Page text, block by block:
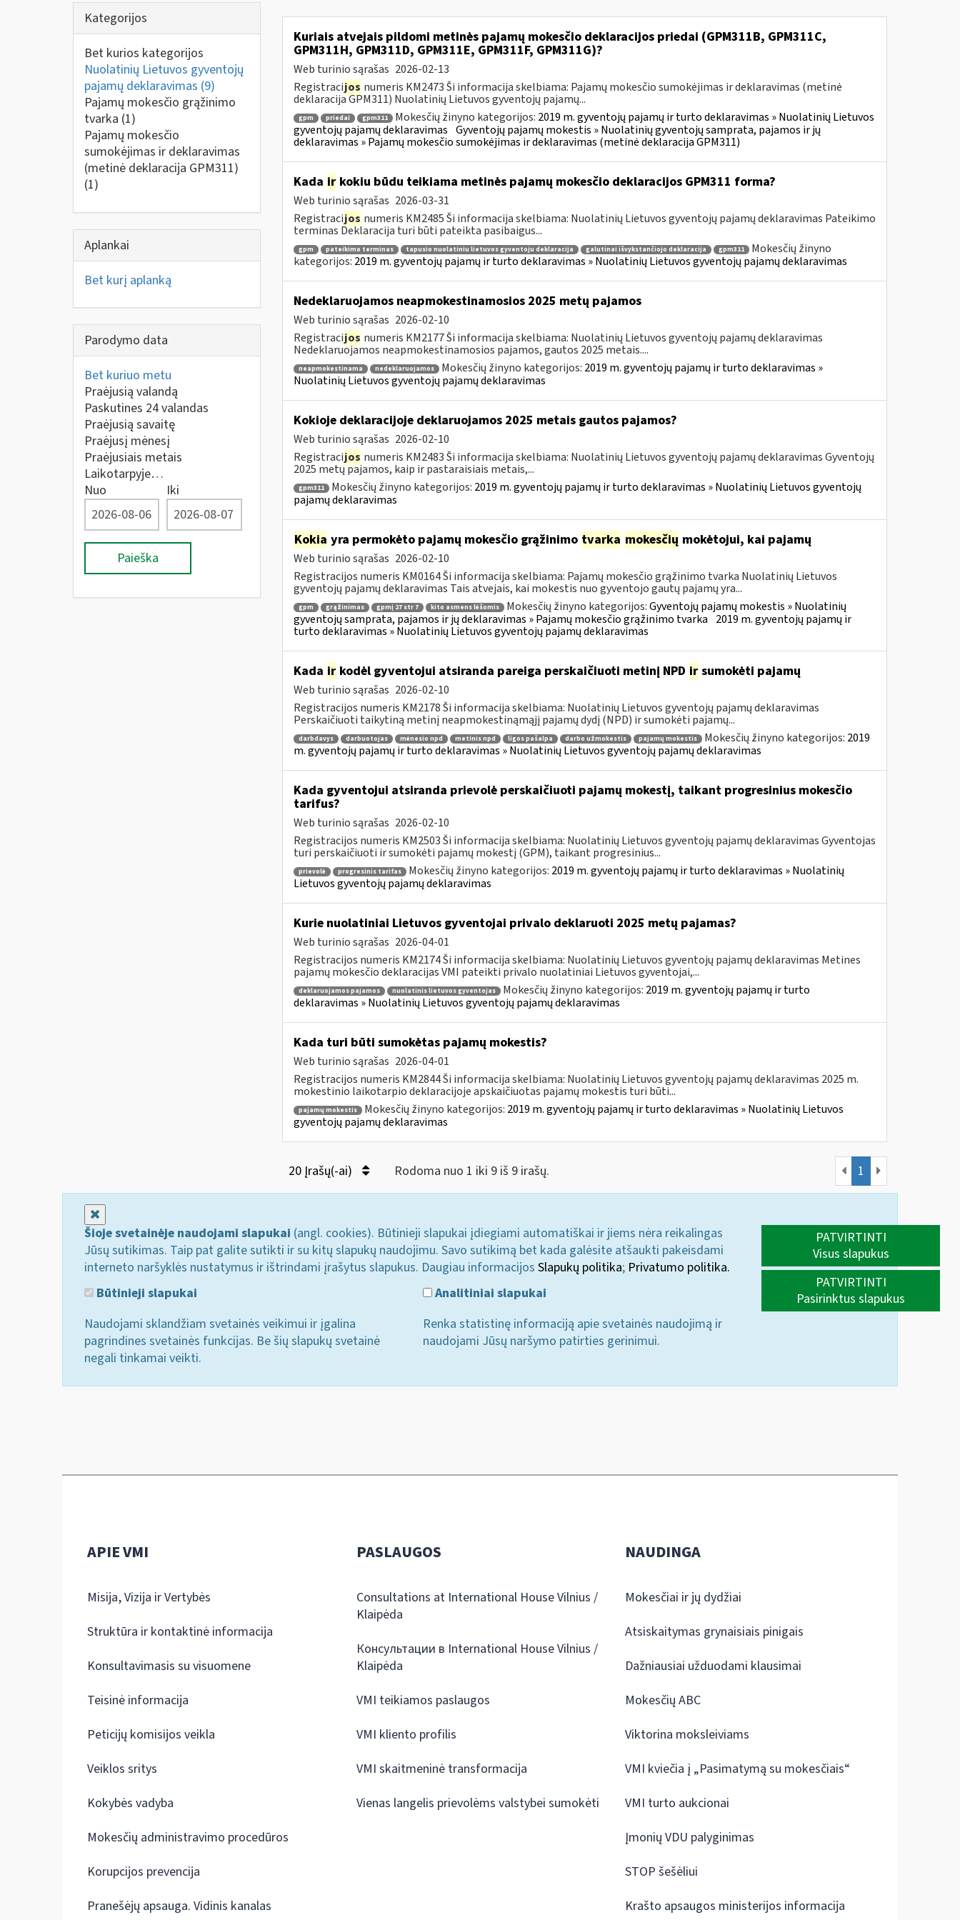
Kategorijos
Bet kurios kategorijos
Nuolatinių Lietuvos gyventojų
pajamų deklaravimas (9)
Pajamų mokesčio grąžinimo
tvarka (1)
Pajamų mokesčio
sumokėjimas ir deklaravimas
(metinė deklaracija GPM311)
(1)
Aplankai
Bet kurį aplanką
Parodymo data
Bet kuriuo metu
Praėjusią valandą
Paskutines 24 valandas
Praėjusią savaitę
Praėjusį mėnesį
Praėjusiais metais
Laikotarpyje…
Nuo
Iki
Paieška
Kuriais atvejais pildomi metinės pajamų mokesčio deklaracijos priedai (GPM311B, GPM311C,
GPM311H, GPM311D, GPM311E, GPM311F, GPM311G)?
Web turinio sąrašas 2026-02-13
Registracijos numeris KM2473 Ši informacija skelbiama: Pajamų mokesčio sumokėjimas ir deklaravimas (metinė
deklaracija GPM311) Nuolatinių Lietuvos gyventojų pajamų...
gpm priedai gpm311 Mokesčių žinyno kategorijos: 2019 m. gyventojų pajamų ir turto deklaravimas » Nuolatinių Lietuvos
gyventojų pajamų deklaravimas Gyventojų pajamų mokestis » Nuolatinių gyventojų samprata, pajamos ir jų
deklaravimas » Pajamų mokesčio sumokėjimas ir deklaravimas (metinė deklaracija GPM311)
Kada irkokiu būdu teikiama metinės pajamų mokesčio deklaracijos GPM311 forma?
Web turinio sąrašas 2026-03-31
Registracijos numeris KM2485 Ši informacija skelbiama: Nuolatinių Lietuvos gyventojų pajamų deklaravimas Pateikimo
terminas Deklaracija turi būti pateikta pasibaigus...
gpm pateikimo terminas tapusio nuolatiniu lietuvos gyventoju deklaracija galutinai išvykstančiojo deklaracija gpm311
Mokesčių žinyno
kategorijos: 2019 m. gyventojų pajamų ir turto deklaravimas » Nuolatinių Lietuvos gyventojų pajamų deklaravimas
Nedeklaruojamos neapmokestinamosios 2025 metų pajamos
Web turinio sąrašas 2026-02-10
Registracijos numeris KM2177 Ši informacija skelbiama: Nuolatinių Lietuvos gyventojų pajamų deklaravimas
Nedeklaruojamos neapmokestinamosios pajamos, gautos 2025 metais....
neapmokestinama nedeklaruojamos Mokesčių žinyno kategorijos: 2019 m. gyventojų pajamų ir turto deklaravimas »
Nuolatinių Lietuvos gyventojų pajamų deklaravimas
Kokioje deklaracijoje deklaruojamos 2025 metais gautos pajamos?
Web turinio sąrašas 2026-02-10
Registracijos numeris KM2483 Ši informacija skelbiama: Nuolatinių Lietuvos gyventojų pajamų deklaravimas Gyventojų
2025 metų pajamos, kaip ir pastaraisiais metais,...
gpm311 Mokesčių žinyno kategorijos: 2019 m. gyventojų pajamų ir turto deklaravimas » Nuolatinių Lietuvos gyventojų
pajamų deklaravimas
Kokia yra permokėto pajamų mokesčio grąžinimo tvarka mokesčių mokėtojui, kai pajamų
Web turinio sąrašas 2026-02-10
Registracijos numeris KM0164 Ši informacija skelbiama: Pajamų mokesčio grąžinimo tvarka Nuolatinių Lietuvos
gyventojų pajamų deklaravimas Tais atvejais, kai mokestis nuo gyventojo gautų pajamų yra...
gpm grąžinimas gpmį 27 str 7 kito asmens lėšomis Mokesčių žinyno kategorijos:Gyventojų pajamų mokestis » Nuolatinių
gyventojų samprata, pajamos ir jų deklaravimas » Pajamų mokesčio grąžinimo tvarka 2019 m. gyventojų pajamų ir
turto deklaravimas » Nuolatinių Lietuvos gyventojų pajamų deklaravimas
Kada irkodėl gyventojui atsiranda pareiga perskaičiuoti metinį NPD irsumokėti pajamų
Web turinio sąrašas 2026-02-10
Registracijos numeris KM2178 Ši informacija skelbiama: Nuolatinių Lietuvos gyventojų pajamų deklaravimas
Perskaičiuoti taikytiną metinį neapmokestinąmąjį pajamų dydį (NPD) ir sumokėti pajamų...
darbdavys darbuotojas mėnesio npd metinis npd ligos pašalpa darbo užmokestis pajamų mokestis Mokesčių žinyno kategorijos: 2019
m. gyventojų pajamų ir turto deklaravimas » Nuolatinių Lietuvos gyventojų pajamų deklaravimas
Kada gyventojui atsiranda prievolė perskaičiuoti pajamų mokestį, taikant progresinius mokesčio
tarifus?
Web turinio sąrašas 2026-02-10
Registracijos numeris KM2503 Ši informacija skelbiama: Nuolatinių Lietuvos gyventojų pajamų deklaravimas Gyventojas
turi perskaičiuoti ir sumokėti pajamų mokestį (GPM), taikant progresinius...
prievolė progresinis tarifas Mokesčių žinyno kategorijos: 2019 m. gyventojų pajamų ir turto deklaravimas » Nuolatinių
Lietuvos gyventojų pajamų deklaravimas
Kurie nuolatiniai Lietuvos gyventojai privalo deklaruoti 2025 metų pajamas?
Web turinio sąrašas 2026-04-01
Registracijos numeris KM2174 Ši informacija skelbiama: Nuolatinių Lietuvos gyventojų pajamų deklaravimas Metines
pajamų mokesčio deklaracijas VMI pateikti privalo nuolatiniai Lietuvos gyventojai,...
deklaruojamos pajamos nuolatinis lietuvos gyventojas Mokesčių žinyno kategorijos: 2019 m. gyventojų pajamų ir turto
deklaravimas » Nuolatinių Lietuvos gyventojų pajamų deklaravimas
Kada turi būti sumokėtas pajamų mokestis?
Web turinio sąrašas 2026-04-01
Registracijos numeris KM2844 Ši informacija skelbiama: Nuolatinių Lietuvos gyventojų pajamų deklaravimas 2025 m.
mokestinio laikotarpio deklaracijoje apskaičiuotas pajamų mokestis turi būti...
pajamų mokestis Mokesčių žinyno kategorijos: 2019 m. gyventojų pajamų ir turto deklaravimas » Nuolatinių Lietuvos
gyventojų pajamų deklaravimas
20 Įrašų(-ai) Rodoma nuo 1 iki 9 iš 9 irašų. 1
Šioje svetainėje naudojami slapukai (angl. cookies). Būtinieji slapukai įdiegiami automatiškai ir jiems nėra reikalingas
Jūsų sutikimas. Taip pat galite sutikti ir su kitų slapukų naudojimu. Savo sutikimą bet kada galėsite atšaukti pakeisdami
interneto naršyklės nustatymus ir ištrindami įrašytus slapukus. Daugiau informacijos Slapukų politika; Privatumo politika.
Būtinieji slapukai
Naudojami sklandžiam svetainės veikimui ir įgalina
pagrindines svetainės funkcijas. Be šių slapukų svetainė
negali tinkamai veikti.
Analitiniai slapukai
Renka statistinę informaciją apie svetainės naudojimą ir
naudojami Jūsų naršymo patirties gerinimui.
PATVIRTINTI
Visus slapukus
PATVIRTINTI
Pasirinktus slapukus
APIE VMI
Misija, Vizija ir Vertybės
Struktūra ir kontaktinė informacija
Konsultavimasis su visuomene
Teisinė informacija
Peticijų komisijos veikla
Veiklos sritys
Kokybės vadyba
Mokesčių administravimo procedūros
Korupcijos prevencija
Pranešėjų apsauga. Vidinis kanalas
PASLAUGOS
Consultations at International House Vilnius /
Klaipėda
Консультации в International House Vilnius /
Klaipėda
VMI teikiamos paslaugos
VMI kliento profilis
VMI skaitmeninė transformacija
Vienas langelis prievolėms valstybei sumokėti
NAUDINGA
Mokesčiai ir jų dydžiai
Atsiskaitymas grynaisiais pinigais
Dažniausiai užduodami klausimai
Mokesčių ABC
Viktorina moksleiviams
VMI kviečia į „Pasimatymą su mokesčiais“
VMI turto aukcionai
Įmonių VDU palyginimas
STOP šešėliui
Krašto apsaugos ministerijos informacija